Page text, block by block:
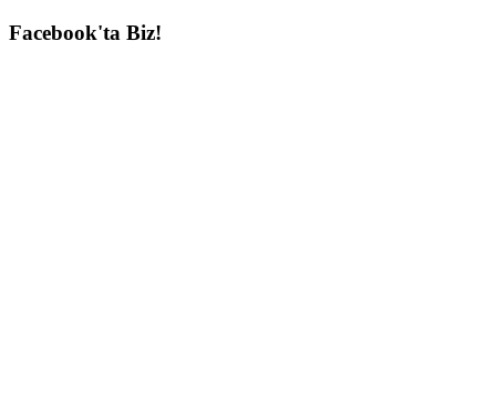
Facebook'ta Biz!